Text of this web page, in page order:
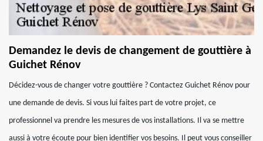
Demandez le devis de changement de gouttière à
Guichet Rénov
Décidez-vous de changer votre gouttière ? Contactez Guichet Rénov pour
une demande de devis. Si vous lui faites part de votre projet, ce
professionnel va prendre les mesures de vos installations. Il va se mettre
aussi à votre écoute pour bien identifier vos besoins. Il peut vous conseiller